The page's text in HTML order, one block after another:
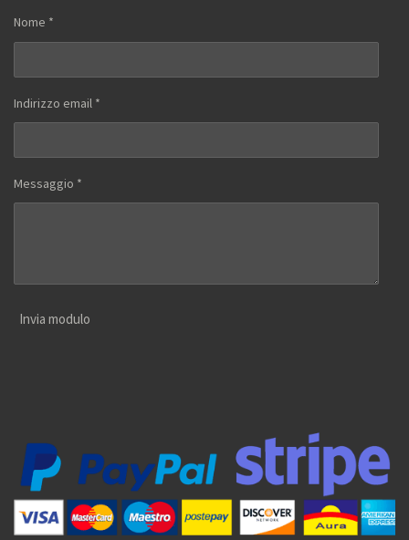
Nome *
Indirizzo email *
Messaggio *
Invia modulo